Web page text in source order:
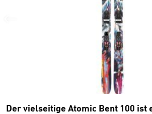
Der vielseitige Atomic Bent 100 ist